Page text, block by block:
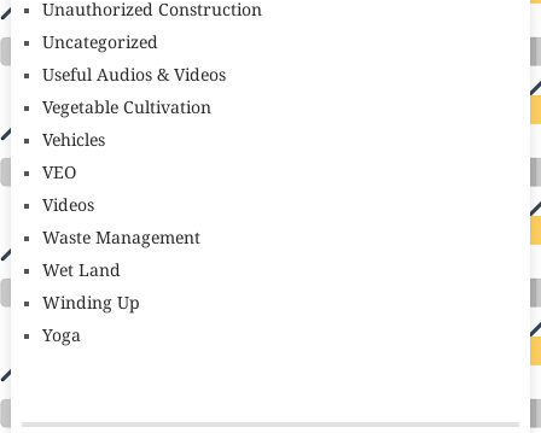
Unauthorized Construction
Uncategorized
Useful Audios & Videos
Vegetable Cultivation
Vehicles
VEO
Videos
Waste Management
Wet Land
Winding Up
Yoga